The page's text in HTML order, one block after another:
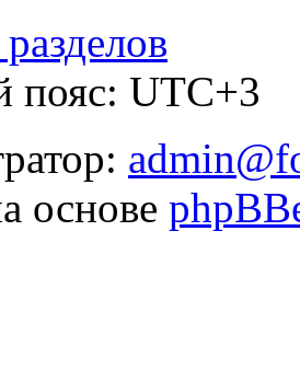
пояс: UTC+3
основе